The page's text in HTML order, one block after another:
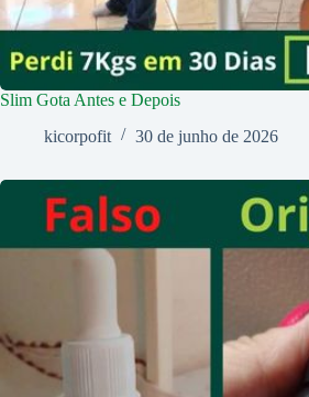
Slim Gota Antes e Depois
kicorpofit
30 de junho de 2026